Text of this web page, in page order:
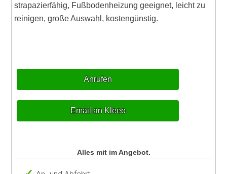
strapazierfähig, Fußbodenheizung geeignet, leicht zu
reinigen, große Auswahl, kostengünstig.
Anrufen
Email an Kleeo
Alles mit im Angebot.